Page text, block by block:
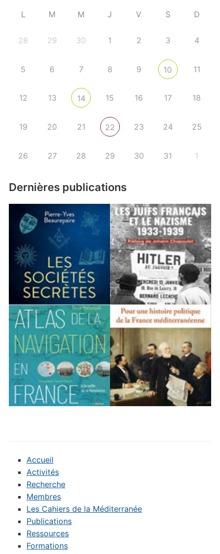
L M M J V S D
28 29 30 1 2 3 4
5 6 7 8 9 10 11
12 13 14 15 16 17 18
19 20 21 22 23 24 25
26 27 28 29 30 31 1
Dernières publications
Accueil
Activités
Recherche
Membres
Les Cahiers de la Méditerranée
Publications
Ressources
Formations